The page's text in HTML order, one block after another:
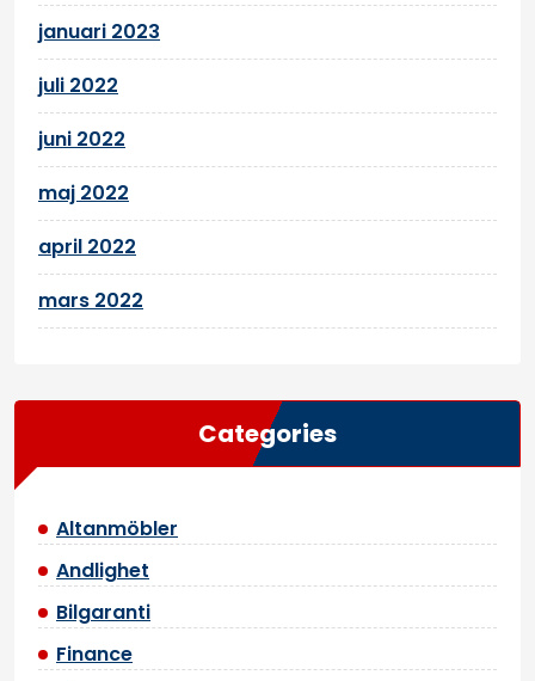
januari 2023
juli 2022
juni 2022
maj 2022
april 2022
mars 2022
Categories
Altanmöbler
Andlighet
Bilgaranti
Finance